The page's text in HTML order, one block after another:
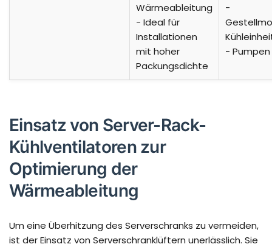
Wärmeableitung
- Ideal für
Installationen
mit hoher
Packungsdichte
-
- Pumpen
Einsatz von Server-Rack-
Kühlventilatoren zur
Optimierung der
Wärmeableitung
Um eine Überhitzung des Serverschranks zu vermeiden,
ist der Einsatz von Serverschranklüftern unerlässlich. Sie